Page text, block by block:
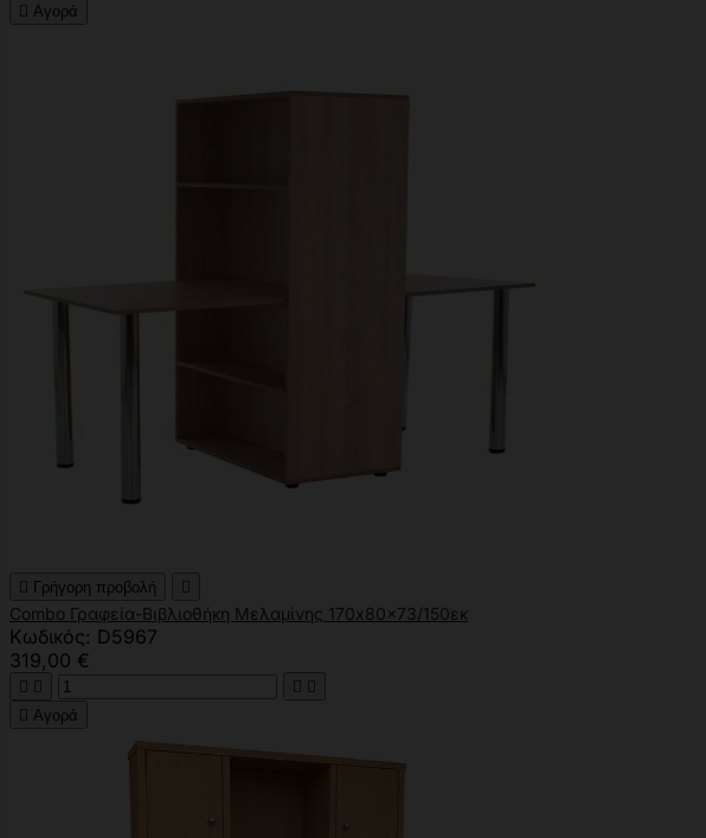
 Αγορά
 Γρήγορη προβολή 
Combo Γραφεία-Βιβλιοθήκη Μελαμίνης 170x80x73/150εκ
Κωδικός: D5967
319,00 €
   
 Αγορά